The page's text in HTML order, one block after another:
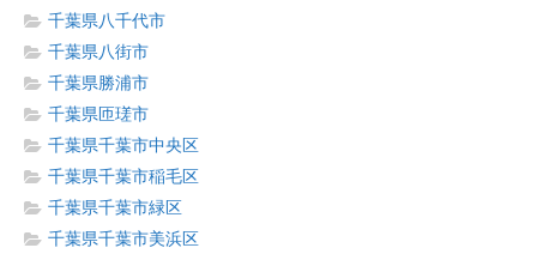
千葉県八千代市
千葉県八街市
千葉県勝浦市
千葉県匝瑳市
千葉県千葉市中央区
千葉県千葉市稲毛区
千葉県千葉市緑区
千葉県千葉市美浜区